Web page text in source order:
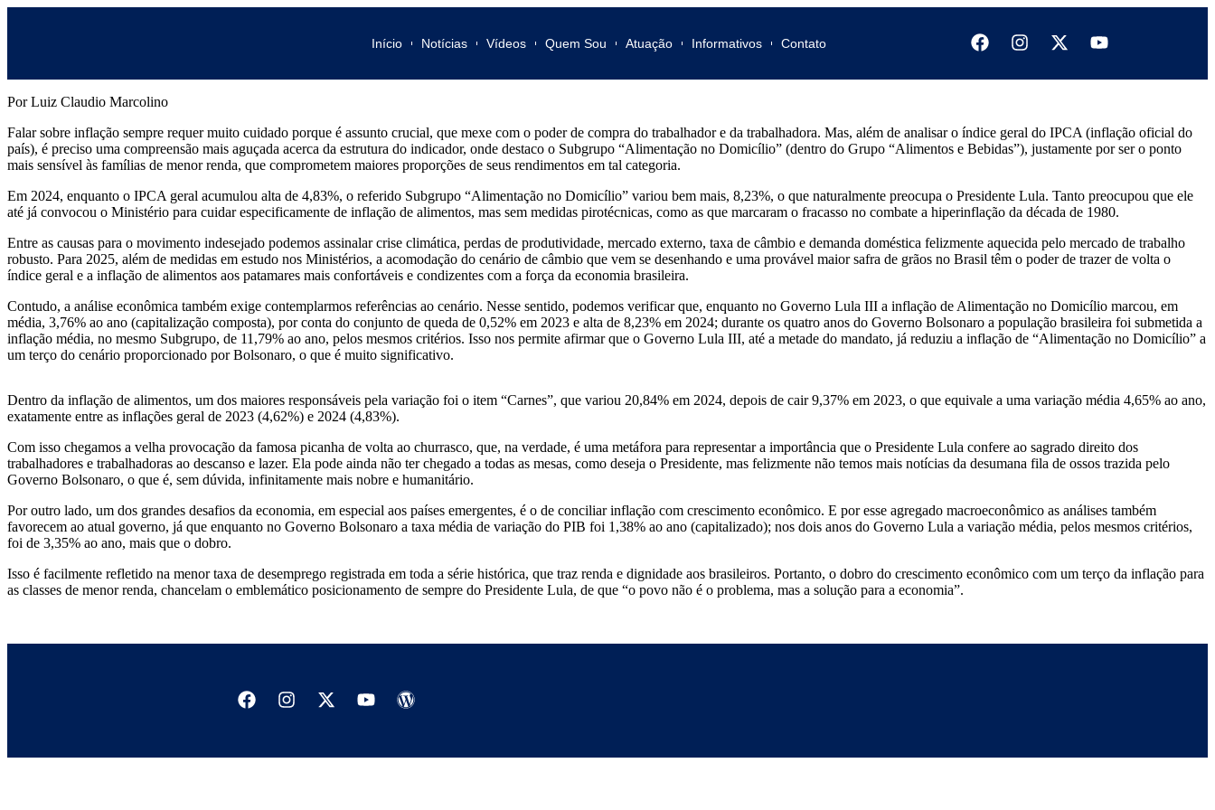
Início Notícias Vídeos Quem Sou Atuação Informativos Contato
Por Luiz Claudio Marcolino
Falar sobre inflação sempre requer muito cuidado porque é assunto crucial, que mexe com o poder de compra do trabalhador e da trabalhadora. Mas, além de analisar o índice geral do IPCA (inflação oficial do
país), é preciso uma compreensão mais aguçada acerca da estrutura do indicador, onde destaco o Subgrupo “Alimentação no Domicílio” (dentro do Grupo “Alimentos e Bebidas”), justamente por ser o ponto
mais sensível às famílias de menor renda, que comprometem maiores proporções de seus rendimentos em tal categoria.
Em 2024, enquanto o IPCA geral acumulou alta de 4,83%, o referido Subgrupo “Alimentação no Domicílio” variou bem mais, 8,23%, o que naturalmente preocupa o Presidente Lula. Tanto preocupou que ele
até já convocou o Ministério para cuidar especificamente de inflação de alimentos, mas sem medidas pirotécnicas, como as que marcaram o fracasso no combate a hiperinflação da década de 1980.
Entre as causas para o movimento indesejado podemos assinalar crise climática, perdas de produtividade, mercado externo, taxa de câmbio e demanda doméstica felizmente aquecida pelo mercado de trabalho
robusto. Para 2025, além de medidas em estudo nos Ministérios, a acomodação do cenário de câmbio que vem se desenhando e uma provável maior safra de grãos no Brasil têm o poder de trazer de volta o
índice geral e a inflação de alimentos aos patamares mais confortáveis e condizentes com a força da economia brasileira.
Contudo, a análise econômica também exige contemplarmos referências ao cenário. Nesse sentido, podemos verificar que, enquanto no Governo Lula III a inflação de Alimentação no Domicílio marcou, em
média, 3,76% ao ano (capitalização composta), por conta do conjunto de queda de 0,52% em 2023 e alta de 8,23% em 2024; durante os quatro anos do Governo Bolsonaro a população brasileira foi submetida a
inflação média, no mesmo Subgrupo, de 11,79% ao ano, pelos mesmos critérios. Isso nos permite afirmar que o Governo Lula III, até a metade do mandato, já reduziu a inflação de “Alimentação no Domicílio” a
um terço do cenário proporcionado por Bolsonaro, o que é muito significativo.
Dentro da inflação de alimentos, um dos maiores responsáveis pela variação foi o item “Carnes”, que variou 20,84% em 2024, depois de cair 9,37% em 2023, o que equivale a uma variação média 4,65% ao ano,
exatamente entre as inflações geral de 2023 (4,62%) e 2024 (4,83%).
Com isso chegamos a velha provocação da famosa picanha de volta ao churrasco, que, na verdade, é uma metáfora para representar a importância que o Presidente Lula confere ao sagrado direito dos
trabalhadores e trabalhadoras ao descanso e lazer. Ela pode ainda não ter chegado a todas as mesas, como deseja o Presidente, mas felizmente não temos mais notícias da desumana fila de ossos trazida pelo
Governo Bolsonaro, o que é, sem dúvida, infinitamente mais nobre e humanitário.
Por outro lado, um dos grandes desafios da economia, em especial aos países emergentes, é o de conciliar inflação com crescimento econômico. E por esse agregado macroeconômico as análises também
favorecem ao atual governo, já que enquanto no Governo Bolsonaro a taxa média de variação do PIB foi 1,38% ao ano (capitalizado); nos dois anos do Governo Lula a variação média, pelos mesmos critérios,
foi de 3,35% ao ano, mais que o dobro.
Isso é facilmente refletido na menor taxa de desemprego registrada em toda a série histórica, que traz renda e dignidade aos brasileiros. Portanto, o dobro do crescimento econômico com um terço da inflação para
as classes de menor renda, chancelam o emblemático posicionamento de sempre do Presidente Lula, de que “o povo não é o problema, mas a solução para a economia”.